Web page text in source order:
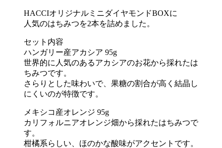
HACCIオリジナルミニダイヤモンドBOXに
人気のはちみつを2本を詰めました。
セット内容
ハンガリー産アカシア 95g
世界的に人気のあるアカシアのお花から採れたは
ちみつです。
さらりとした味わいで、果糖の割合が高く結晶し
にくいのが特徴です。
メキシコ産オレンジ 95g
カリフォルニアオレンジ畑から採れたはちみつで
す。
柑橘系らしい、ほのかな酸味がアクセントです。